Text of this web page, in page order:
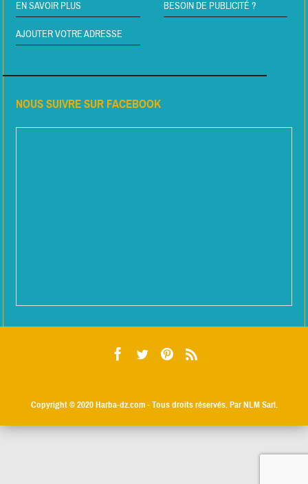
EN SAVOIR PLUS BESOIN DE PUBLICITÉ ?
AJOUTER VOTRE ADRESSE
NOUS SUIVRE SUR FACEBOOK
Copyright © 2020Harba-dz.com- Tous droits réservés. Par NLM Sarl.